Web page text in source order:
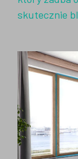
skutecznie